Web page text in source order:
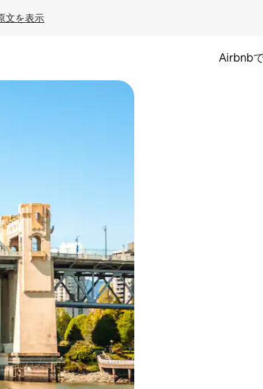
文を表示
Airbnb
を確認することができます。